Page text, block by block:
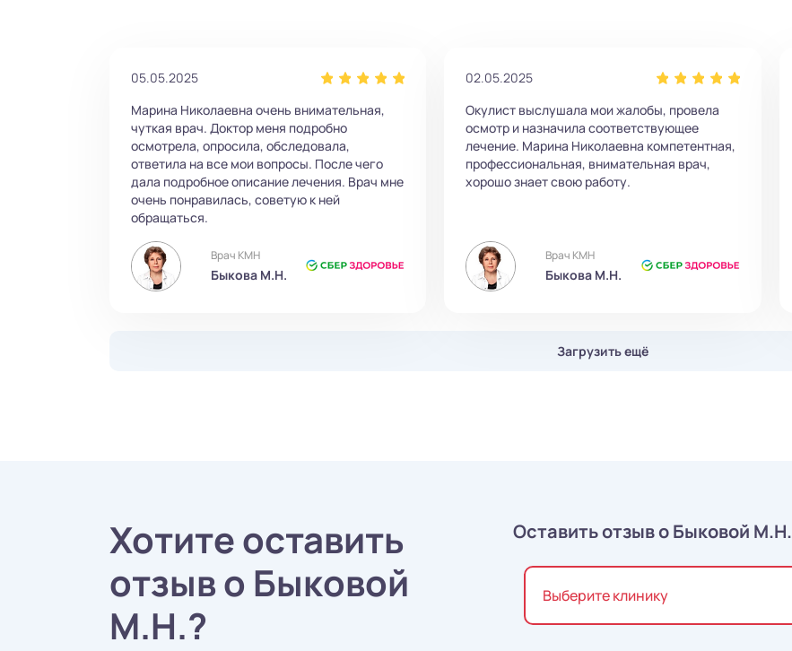
05.05.2025
Марина Николаевна очень внимательная,
чуткая врач. Доктор меня подробно
осмотрела, опросила, обследовала,
ответила на все мои вопросы. После чего
дала подробное описание лечения. Врач мне
очень понравилась, советую к ней
обращаться.
Врач КМН
Быкова М.Н.
02.05.2025
Окулист выслушала мои жалобы, провела
осмотр и назначила соответствующее
лечение. Марина Николаевна компетентная,
профессиональная, внимательная врач,
хорошо знает свою работу.
Врач КМН
Быкова М.Н.
Загрузить ещё
Хотите оставить
отзыв о Быковой
М.Н.?
Оставить отзыв о Быковой М.Н.
Выберите клинику